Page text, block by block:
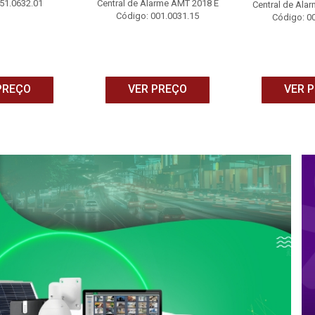
Central de Alarme AMT 2018 E
Código: 001.0031.15
VER PREÇO
Central de
Código:
VER